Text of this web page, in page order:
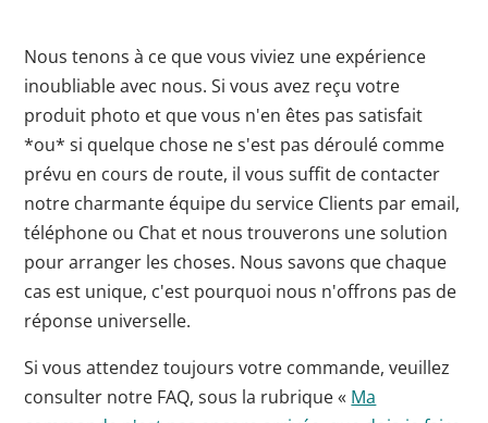
Nous tenons à ce que vous viviez une expérience
inoubliable avec nous. Si vous avez reçu votre
produit photo et que vous n'en êtes pas satisfait
*ou* si quelque chose ne s'est pas déroulé comme
prévu en cours de route, il vous suffit de contacter
notre charmante équipe du service Clients par email,
téléphone ou Chat et nous trouverons une solution
pour arranger les choses. Nous savons que chaque
cas est unique, c'est pourquoi nous n'offrons pas de
réponse universelle.
Si vous attendez toujours votre commande, veuillez
consulter notre FAQ, sous la rubrique « Ma